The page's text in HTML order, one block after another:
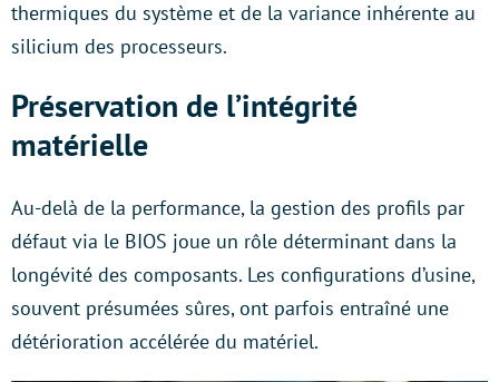
thermiques du système et de la variance inhérente au
silicium des processeurs.
Préservation de l’intégrité
matérielle
Au-delà de la performance, la gestion des profils par
défaut via le BIOS joue un rôle déterminant dans la
longévité des composants. Les configurations d’usine,
souvent présumées sûres, ont parfois entraîné une
détérioration accélérée du matériel.